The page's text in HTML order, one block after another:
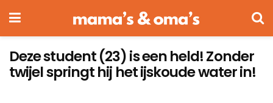
Deze student (23) is een held! Zonder
twijel springt hij het ijskoude water in!